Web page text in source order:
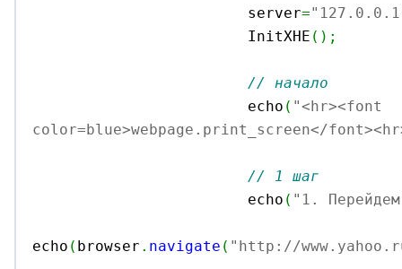
			server
=
			InitXHE
( ) ;
// начало
			echo
( "<hr><font
color=blue>webpage.print_screen</
// 1 шаг
			echo
( "1.
echo ( browser . navigate ( "http://